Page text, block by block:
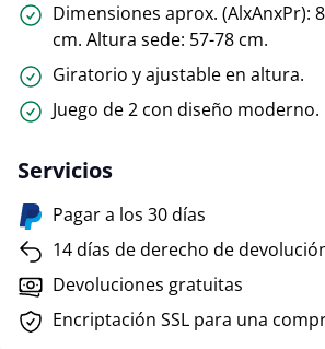
Dimensiones aprox. (AlxAnxPr):
cm. Altura sede: 57-78 cm.
Giratorio y ajustable en altura.
Juego de 2 con diseño moderno.
Servicios
Pagar a los 30 días
14 días de derecho de
Devoluciones gratuitas
Encriptación SSL para una